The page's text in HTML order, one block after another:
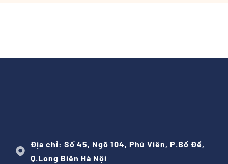
Địa chỉ: Số 45, Ngõ 104, Phú Viên, P.Bồ Đề,
Q.Long Biên Hà Nội